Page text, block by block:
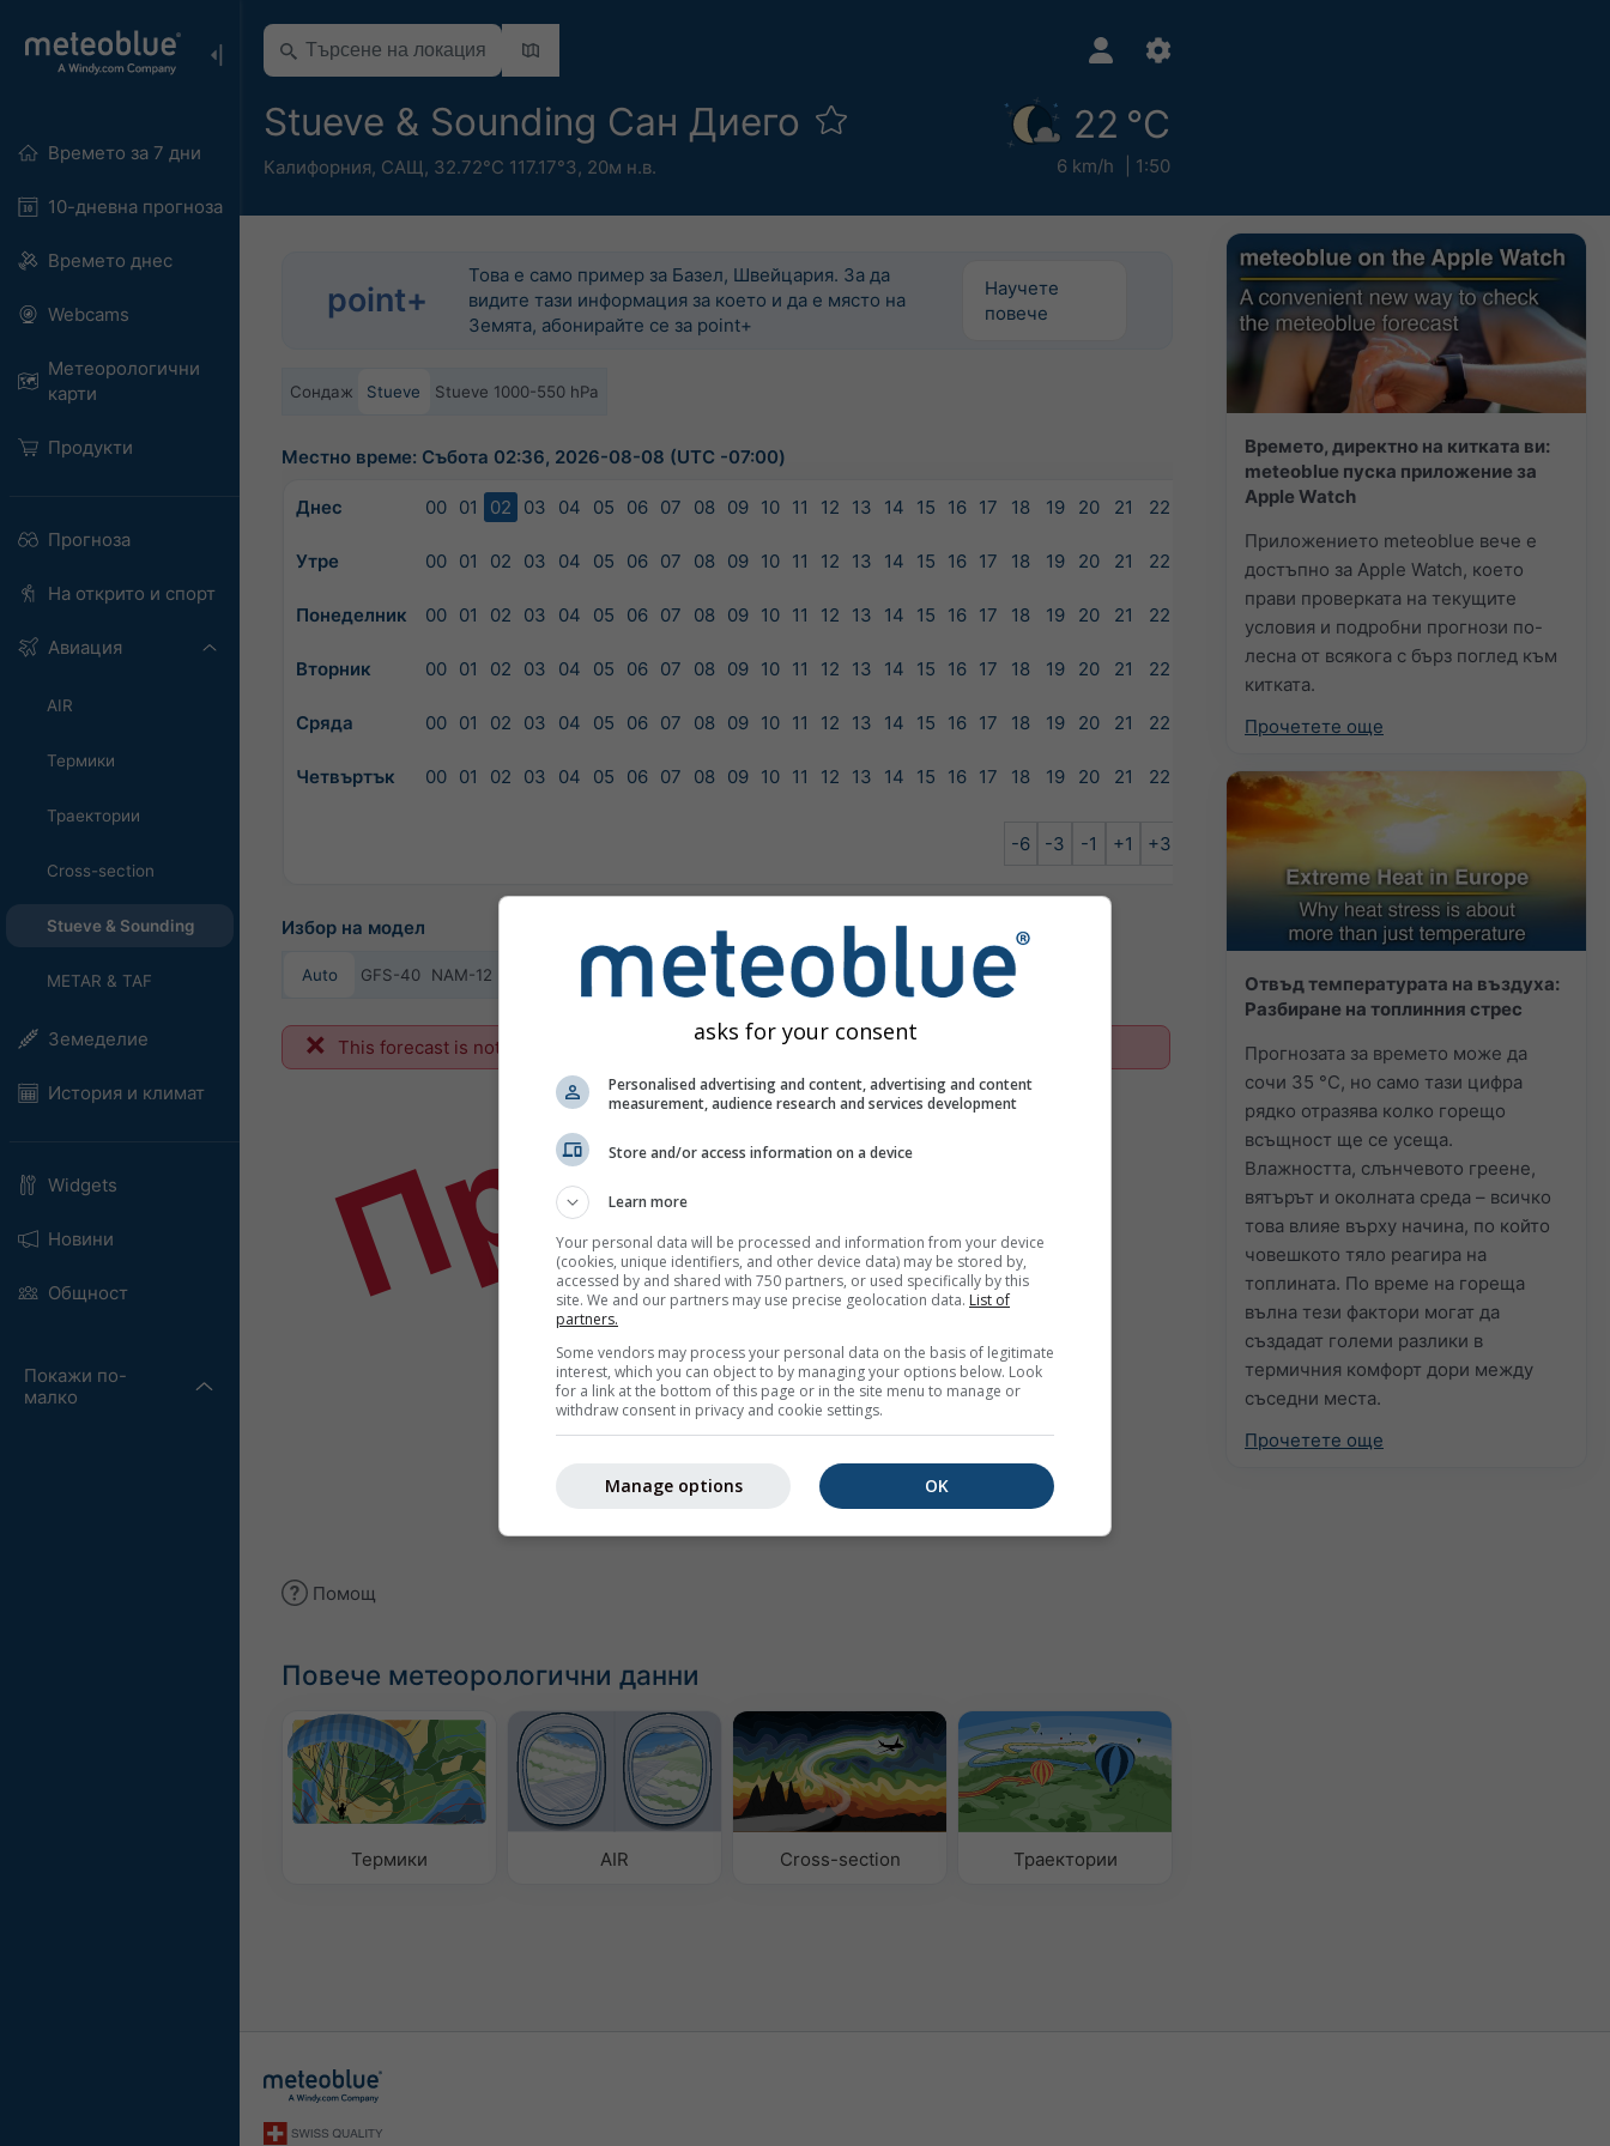
Времето за 7 дни
10-дневна прогноза
Времето днес
Webcams
Метеорологични
карти
Продукти
Прогноза
На открито и спорт
Авиация
AIR
Термики
Траектории
Cross-section
Stueve & Sounding
METAR & TAF
Земеделие
История и климат
Widgets
Новини
Общност
Покажи по-
малко
Stueve & Sounding Сан Диего
Калифорния, САЩ , 32.72°С 117.17°З, 20м н.в.
22 °C
6 km/h 1:50
Времето, директно на китката ви:
meteoblue пуска приложение за
Apple Watch
Приложението meteoblue вече е
достъпно за Apple Watch, което
прави проверката на текущите
условия и подробни прогнози по-
лесна от всякога с бърз поглед към
китката.
Прочетете още
Отвъд температурата на въздуха:
Разбиране на топлинния стрес
Прогнозата за времето може да
сочи 35 °C, но само тази цифра
рядко отразява колко горещо
всъщност ще се усеща.
Влажността, слънчевото греене,
вятърът и околната среда – всичко
това влияе върху начина, по който
човешкото тяло реагира на
топлината. По време на гореща
вълна тези фактори могат да
създадат големи разлики в
термичния комфорт дори между
съседни места.
Прочетете още
point+
Това е само пример за Базел, Швейцария. За да
видите тази информация за което и да е място на
Земята, абонирайте се за point+
Научете
повече
Сондаж Stueve Stueve 1000-550 hPa
Местно време: Събота 02:36, 2026-08-08 (UTC -07:00)
Днес 00 01 02 03 04 05 06 07 08 09 10 11 12 13 14 15 16 17 18 19 20 21 22
Утре 00 01 02 03 04 05 06 07 08 09 10 11 12 13 14 15 16 17 18 19 20 21 22
Понеделник 00 01 02 03 04 05 06 07 08 09 10 11 12 13 14 15 16 17 18 19 20 21 22
Вторник 00 01 02 03 04 05 06 07 08 09 10 11 12 13 14 15 16 17 18 19 20 21 22
Сряда 00 01 02 03 04 05 06 07 08 09 10 11 12 13 14 15 16 17 18 19 20 21 22
Четвъртък 00 01 02 03 04 05 06 07 08 09 10 11 12 13 14 15 16 17 18 19 20 21 22
-6 -3 -1 +1 +3
Избор на модел
Auto GFS-40 NAM-12 ARPEGE-25 GEM-15 NEMS-30
This forecast is not available for the selected location
Пример
Помощ
Повече метеорологични данни
Термики AIR Cross-section Траектории
asks for your consent
Personalised advertising and content, advertising and content
measurement, audience research and services development
Store and/or access information on a device
Learn more
Your personal data will be processed and information from your device
(cookies, unique identifiers, and other device data) may be stored by,
accessed by and shared with 750 partners, or used specifically by this
site. We and our partners may use precise geolocation data. List of
partners.
Some vendors may process your personal data on the basis of legitimate
interest, which you can object to by managing your options below. Look
for a link at the bottom of this page or in the site menu to manage or
withdraw consent in privacy and cookie settings.
OK
Manage options